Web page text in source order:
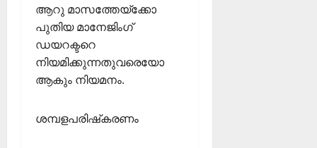
ആറു മാസത്തേയ്ക്കോ
പുതിയ മാനേജിംഗ്
ഡയറക്ടറെ
നിയമിക്കുന്നതുവരെയോ
ആകും നിയമനം.
ശമ്പളപരിഷ്‌കരണം